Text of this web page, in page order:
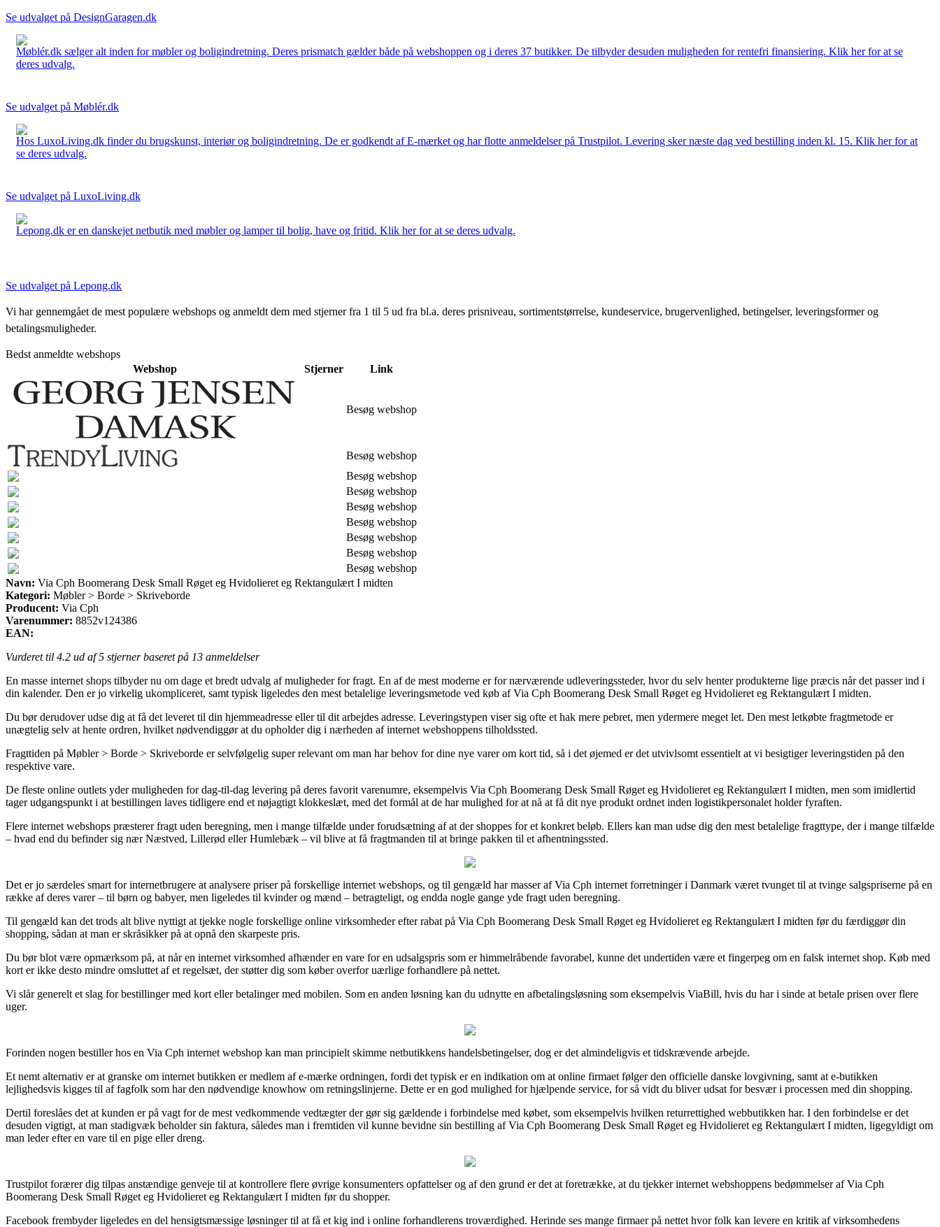
Se udvalget på DesignGaragen.dk
Møblér.dk sælger alt inden for møbler og boligindretning. Deres prismatch gælder både på webshoppen og i deres 37 butikker. De tilbyder desuden muligheden for rentefri finansiering. Klik her for at se
deres udvalg.
Se udvalget på Møblér.dk
Hos LuxoLiving.dk finder du brugskunst, interiør og boligindretning. De er godkendt af E-mærket og har flotte anmeldelser på Trustpilot. Levering sker næste dag ved bestilling inden kl. 15. Klik her for at
se deres udvalg.
Se udvalget på LuxoLiving.dk
Lepong.dk er en danskejet netbutik med møbler og lamper til bolig, have og fritid. Klik her for at se deres udvalg.
Se udvalget på Lepong.dk
Vi har gennemgået de mest populære webshops og anmeldt dem med stjerner fra 1 til 5 ud fra bl.a. deres prisniveau, sortimentstørrelse, kundeservice, brugervenlighed, betingelser, leveringsformer og
betalingsmuligheder.
Bedst anmeldte webshops
Webshop
Stjerner Link
Besøg webshop
Besøg webshop
Besøg webshop
Besøg webshop
Besøg webshop
Besøg webshop
Besøg webshop
Besøg webshop
Besøg webshop
Navn: Via Cph Boomerang Desk Small Røget eg Hvidolieret eg Rektangulært I midten
Kategori: Møbler > Borde > Skriveborde
Producent: Via Cph
Varenummer: 8852v124386
EAN:
Vurderet til 4.2 ud af 5 stjerner baseret på 13 anmeldelser
En masse internet shops tilbyder nu om dage et bredt udvalg af muligheder for fragt. En af de mest moderne er for nærværende udleveringssteder, hvor du selv henter produkterne lige præcis når det passer ind i
din kalender. Den er jo virkelig ukompliceret, samt typisk ligeledes den mest betalelige leveringsmetode ved køb af Via Cph Boomerang Desk Small Røget eg Hvidolieret eg Rektangulært I midten.
Du bør derudover udse dig at få det leveret til din hjemmeadresse eller til dit arbejdes adresse. Leveringstypen viser sig ofte et hak mere pebret, men ydermere meget let. Den mest letkøbte fragtmetode er
unægtelig selv at hente ordren, hvilket nødvendiggør at du opholder dig i nærheden af internet webshoppens tilholdssted.
Fragttiden på Møbler > Borde > Skriveborde er selvfølgelig super relevant om man har behov for dine nye varer om kort tid, så i det øjemed er det utvivlsomt essentielt at vi besigtiger leveringstiden på den
respektive vare.
De fleste online outlets yder muligheden for dag-til-dag levering på deres favorit varenumre, eksempelvis Via Cph Boomerang Desk Small Røget eg Hvidolieret eg Rektangulært I midten, men som imidlertid
tager udgangspunkt i at bestillingen laves tidligere end et nøjagtigt klokkeslæt, med det formål at de har mulighed for at nå at få dit nye produkt ordnet inden logistikpersonalet holder fyraften.
Flere internet webshops præsterer fragt uden beregning, men i mange tilfælde under forudsætning af at der shoppes for et konkret beløb. Ellers kan man udse dig den mest betalelige fragttype, der i mange tilfælde
– hvad end du befinder sig nær Næstved, Lillerød eller Humlebæk – vil blive at få fragtmanden til at bringe pakken til et afhentningssted.
Det er jo særdeles smart for internetbrugere at analysere priser på forskellige internet webshops, og til gengæld har masser af Via Cph internet forretninger i Danmark været tvunget til at tvinge salgspriserne på en
række af deres varer – til børn og babyer, men ligeledes til kvinder og mænd – betragteligt, og endda nogle gange yde fragt uden beregning.
Til gengæld kan det trods alt blive nyttigt at tjekke nogle forskellige online virksomheder efter rabat på Via Cph Boomerang Desk Small Røget eg Hvidolieret eg Rektangulært I midten før du færdiggør din
shopping, sådan at man er skråsikker på at opnå den skarpeste pris.
Du bør blot være opmærksom på, at når en internet virksomhed afhænder en vare for en udsalgspris som er himmelråbende favorabel, kunne det undertiden være et fingerpeg om en falsk internet shop. Køb med
kort er ikke desto mindre omsluttet af et regelsæt, der støtter dig som køber overfor uærlige forhandlere på nettet.
Vi slår generelt et slag for bestillinger med kort eller betalinger med mobilen. Som en anden løsning kan du udnytte en afbetalingsløsning som eksempelvis ViaBill, hvis du har i sinde at betale prisen over flere
uger.
Forinden nogen bestiller hos en Via Cph internet webshop kan man principielt skimme netbutikkens handelsbetingelser, dog er det almindeligvis et tidskrævende arbejde.
Et nemt alternativ er at granske om internet butikken er medlem af e-mærke ordningen, fordi det typisk er en indikation om at online firmaet følger den officielle danske lovgivning, samt at e-butikken
lejlighedsvis kigges til af fagfolk som har den nødvendige knowhow om retningslinjerne. Dette er en god mulighed for hjælpende service, for så vidt du bliver udsat for besvær i processen med din shopping.
Dertil foreslåes det at kunden er på vagt for de mest vedkommende vedtægter der gør sig gældende i forbindelse med købet, som eksempelvis hvilken returrettighed webbutikken har. I den forbindelse er det
desuden vigtigt, at man stadigvæk beholder sin faktura, således man i fremtiden vil kunne bevidne sin bestilling af Via Cph Boomerang Desk Small Røget eg Hvidolieret eg Rektangulært I midten, ligegyldigt om
man leder efter en vare til en pige eller dreng.
Trustpilot forærer dig tilpas anstændige genveje til at kontrollere flere øvrige konsumenters opfattelser og af den grund er det at foretrække, at du tjekker internet webshoppens bedømmelser af Via Cph
Boomerang Desk Small Røget eg Hvidolieret eg Rektangulært I midten før du shopper.
Facebook frembyder ligeledes en del hensigtsmæssige løsninger til at få et kig ind i online forhandlerens troværdighed. Herinde ses mange firmaer på nettet hvor folk kan levere en kritik af virksomhedens